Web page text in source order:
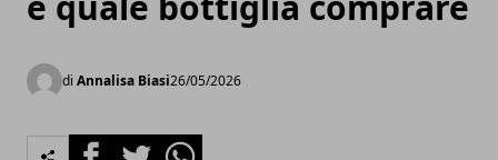
di Annalisa Biasi26/05/2026
FacebookTwitterWhatsapp